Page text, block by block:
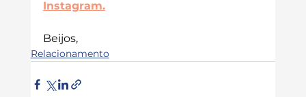
Instagram.
Beijos,
Relacionamento